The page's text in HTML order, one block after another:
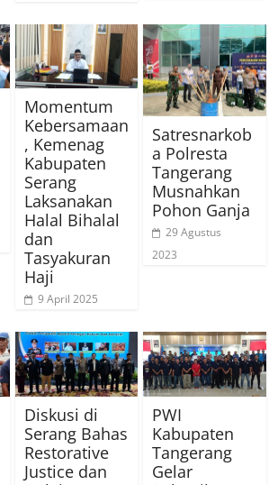
Momentum
Kebersamaan
, Kemenag
Kabupaten
Serang
Laksanakan
Halal Bihalal
dan
Tasyakuran
Haji
9 April 2025
Satresnarkob
a Polresta
Tangerang
Musnahkan
Pohon Ganja
29 Agustus
2023
Diskusi di
Serang Bahas
Restorative
Justice dan
PWI
Kabupaten
Tangerang
Gelar